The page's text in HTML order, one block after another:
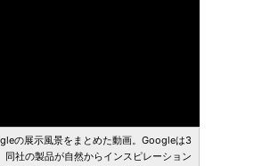
の展示風景をまとめた動画。Googleは3
同社の製品が自然からインスピレーション